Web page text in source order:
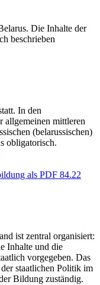
In den
allgemeinen mittleren
(belarussischen)
obligatorisch.
als PDF 84.22
ist zentral organisiert:
Inhalte und die
vorgegeben. Das
staatlichen Politik im
Bildung zuständig.